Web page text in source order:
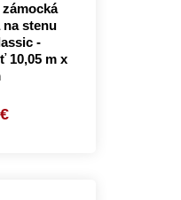
na stenu
-
10,05 m x